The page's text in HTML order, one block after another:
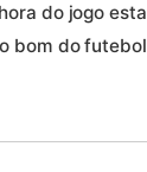
do jogo
bom do